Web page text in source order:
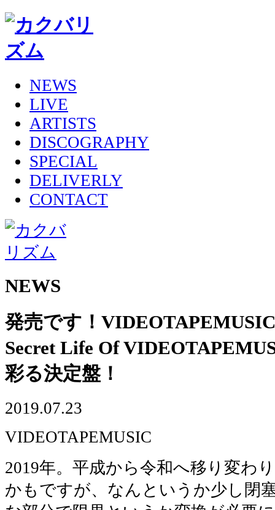
NEWS
LIVE
ARTISTS
DISCOGRAPHY
SPECIAL
DELIVERLY
CONTACT
NEWS
発売です！
Secret Life Of
彩る決定盤！
2019.07.23
VIDEOTAPEMUSIC
2019年。平成から令和へ移り変わ
かもですが、なんというか少し閉